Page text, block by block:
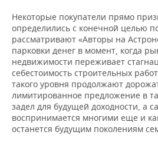
Некоторые покупатели прямо
определились с конечной целью
рассматривают «Авторы на
парковки денег в момент, когда
недвижимости переживает
себестоимость строительных
такого уровня продолжают
лимитированное предложение в
задел для будущей доходности, а
воспринимается многими еще и
останется будущим поколениям